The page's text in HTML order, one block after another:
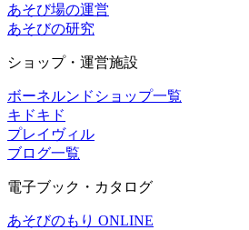
あそび場の運営
あそびの研究
ショップ・運営施設
ボーネルンドショップ一覧
キドキド
プレイヴィル
ブログ一覧
電子ブック・カタログ
あそびのもり ONLINE